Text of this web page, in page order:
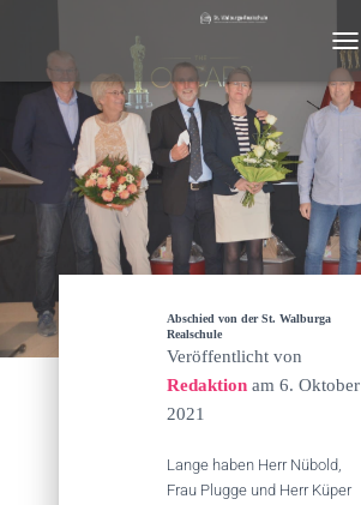
N
A
V
N
Abschied von der St. Walburga
Realschule
Veröffentlicht von
Redaktion am 6. Oktober
2021
Lange haben Herr Nübold,
Frau Plugge und Herr Küper